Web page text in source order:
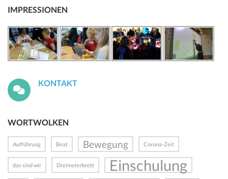
IMPRESSIONEN
KONTAKT
WORTWOLKEN
Aufführung Beat Bewegung Corona-Zeit
das sind wir Dreimeterbrett Einschulung